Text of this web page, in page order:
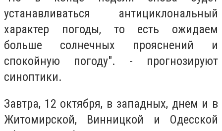
устанавливаться антициклональный
характер погоды, то есть ожидаем
больше солнечных прояснений и
спокойную погоду". - прогнозируют
синоптики.
Завтра, 12 октября, в западных, днем ​​и в
Житомирской, Винницкой и Одесской